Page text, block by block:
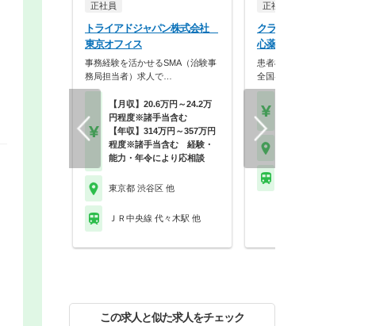
正社員
トライアドジャパン株式会社
東京オフィス
事務経験を活かせるSMA（治験事
務局担当者）求人で…
【月収】20.6万円～24.2万
円程度※諸手当含む
【年収】314万円～357万円
程度※諸手当含む 経験・
能力・年令により応相談
東京都 渋谷区 他
ＪＲ中央線 代々木駅 他
正社員
クラフト株式会社 ミツ
心薬局
患者様に寄り添う薬局を目
全国各地に展開する調…
この求人と似た求人をチェック